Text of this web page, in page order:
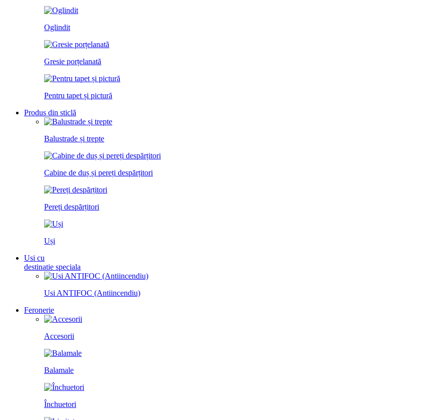
Oglindit
Gresie porțelanată
Pentru tapet și pictură
Produs din sticlă
Balustrade și trepte
Cabine de duș și pereți despărțitori
Pereți despărțitori
Uși
Usi cu
destinatie speciala
Usi ANTIFOC (Antiincendiu)
Feronerie
Accesorii
Balamale
Închuetori